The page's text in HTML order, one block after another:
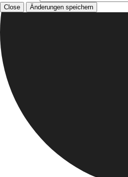
Close Änderungen speichern